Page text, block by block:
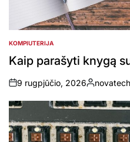
POSTED
IN
KOMPIUTERIJA
Kaip parašyti knygą
on
9 rugpjūčio, 2026
Posted
by